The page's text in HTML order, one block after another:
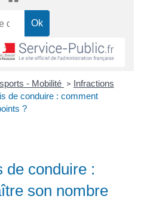
- Mobilité > Infractions
de conduire : comment
?
de conduire :
son nombre